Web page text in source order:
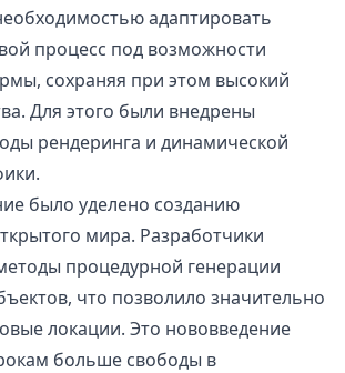
адаптировать
процесс под возможности
сохраняя при этом высокий
Для этого были внедрены
рендеринга и динамической
было уделено созданию
мира. Разработчики
процедурной генерации
что позволило значительно
локации. Это нововведение
больше свободы в